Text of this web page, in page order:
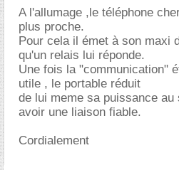
A l'allumage ,le téléphone
plus proche.
Pour cela il émet à son maxi
qu'un relais lui réponde.
Une fois la "communication"
utile , le portable réduit
de lui meme sa puissance
avoir une liaison fiable.
Cordialement